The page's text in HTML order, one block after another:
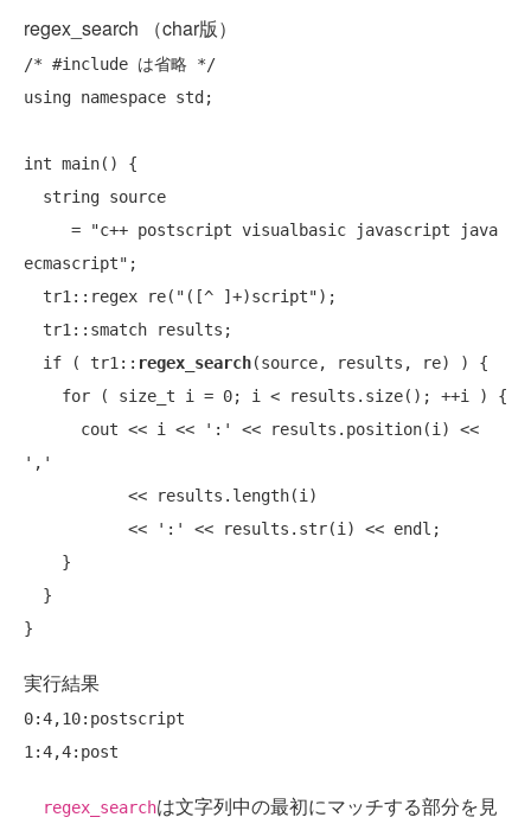
regex_search （char版）
/* #include は省略 */
using namespace std;
int main() {
     =
"c++ postscript visualbasic javascript java
ecmascript" ;
  tr1::regex re(
"([^ ]+)script");
if ( tr1:: regex_search(source, results, re) ) {
for ( size_t i = 0; i < results.size(); ++i ) {
','
実行結果
0:4,10:postscript
regex_searchは文字列中の最初にマッチする部分を見